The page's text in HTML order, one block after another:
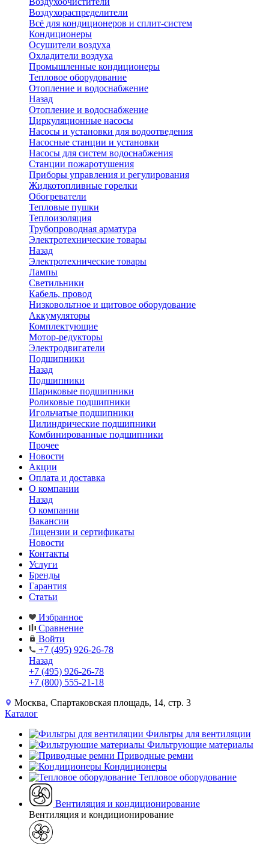
Воздухораспределители
Всё для кондиционеров и сплит-систем
Кондиционеры
Осушители воздуха
Охладители воздуха
Промышленные кондиционеры
Тепловое оборудование
Отопление и водоснабжение
Назад
Отопление и водоснабжение
Циркуляционные насосы
Насосы и установки для водоотведения
Насосные станции и установки
Насосы для систем водоснабжения
Станции пожаротушения
Приборы управления и регулирования
Жидкотопливные горелки
Обогреватели
Тепловые пушки
Теплоизоляция
Трубопроводная арматура
Электротехнические товары
Назад
Электротехнические товары
Лампы
Светильники
Кабель, провод
Низковольтное и щитовое оборудование
Аккумуляторы
Комплектующие
Мотор-редукторы
Электродвигатели
Подшипники
Назад
Подшипники
Шариковые подшипники
Роликовые подшипники
Игольчатые подшипники
Цилиндрические подшипники
Комбинированные подшипники
Прочее
Новости
Акции
Оплата и доставка
О компании
Назад
О компании
Вакансии
Лицензии и сертификаты
Новости
Контакты
Услуги
Бренды
Гарантия
Статьи
Избранное
Сравнение
Войти
+7 (495) 926-26-78
Назад
+7 (495) 926-26-78
+7 (800) 555-21-18
Москва, Спартаковская площадь, 14, стр. 3
Каталог
Фильтры для вентиляции
Фильтрующие материалы
Приводные ремни
Кондиционеры
Тепловое оборудование
Вентиляция и кондиционирование
Вентиляция и кондиционирование